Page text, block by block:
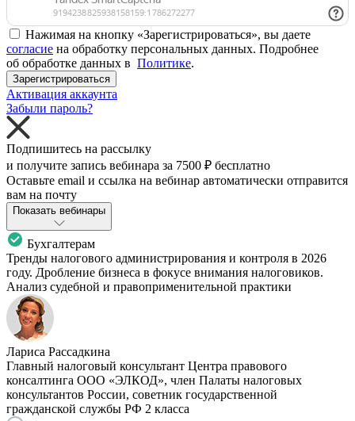
Нажимая на кнопку «Зарегистрироваться», вы даете
согласие на обработку персональных данных. Подробнее
об обработке данных в Политике.
Зарегистрироваться
Активация аккаунта
Забыли пароль?
Подпишитесь на рассылку
и получите запись вебинара за 7500 ₽ бесплатно
Оставьте email и ссылка на вебинар автоматически отправится
вам на почту
Показать вебинары
Бухгалтерам
Тренды налогового администрирования и контроля в 2026
году. Дробление бизнеса в фокусе внимания налоговиков.
Анализ судебной и правоприменительной практики
Лариса Рассадкина
Главный налоговый консультант Центра правового
консалтинга ООО «ЭЛКОД», член Палаты налоговых
консультантов России, советник государственной
гражданской службы РФ 2 класса